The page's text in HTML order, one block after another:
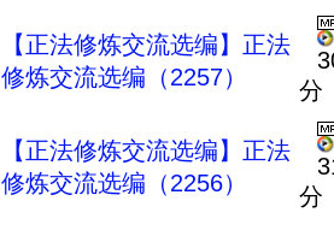
【正法修炼交流选编】正法
修炼交流选编（2257）
分
【正法修炼交流选编】正法
修炼交流选编（2256）
分